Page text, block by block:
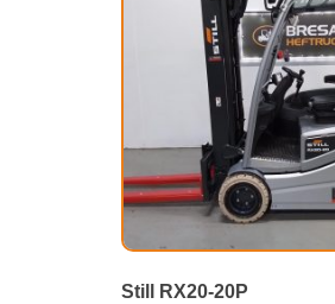
Still RX20-20P